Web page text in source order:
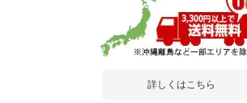
詳しくはこちら